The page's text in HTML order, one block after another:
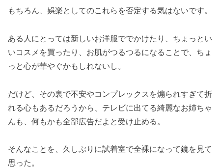
もちろん、娯楽としてのこれらを否定する気はないです。
ある人にとっては新しいお洋服ででかけたり、ちょっとい
いコスメを買ったり、お肌がつるつるになることで、ちょ
っと心が華やぐかもしれないし。
だけど、その裏で不安やコンプレックスを煽られすぎて折
れる心もあるだろうから、テレビに出てる綺麗なお姉ちゃ
んも、何もかも全部広告だよと受け止める。
そんなことを、久しぶりに試着室で全裸になって鏡を見て
思った。